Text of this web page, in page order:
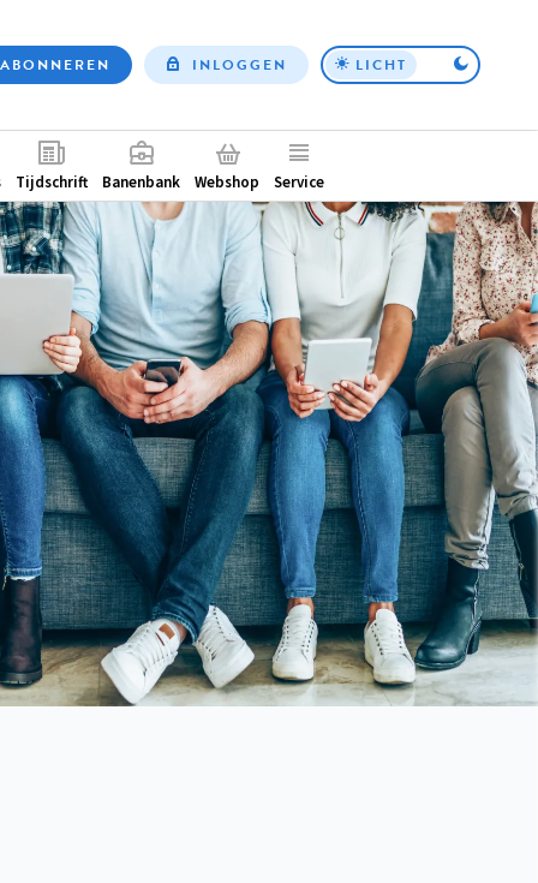
Top
ABONNEREN INLOGGEN LICHT
Tijdschrift Banenbank Webshop Service